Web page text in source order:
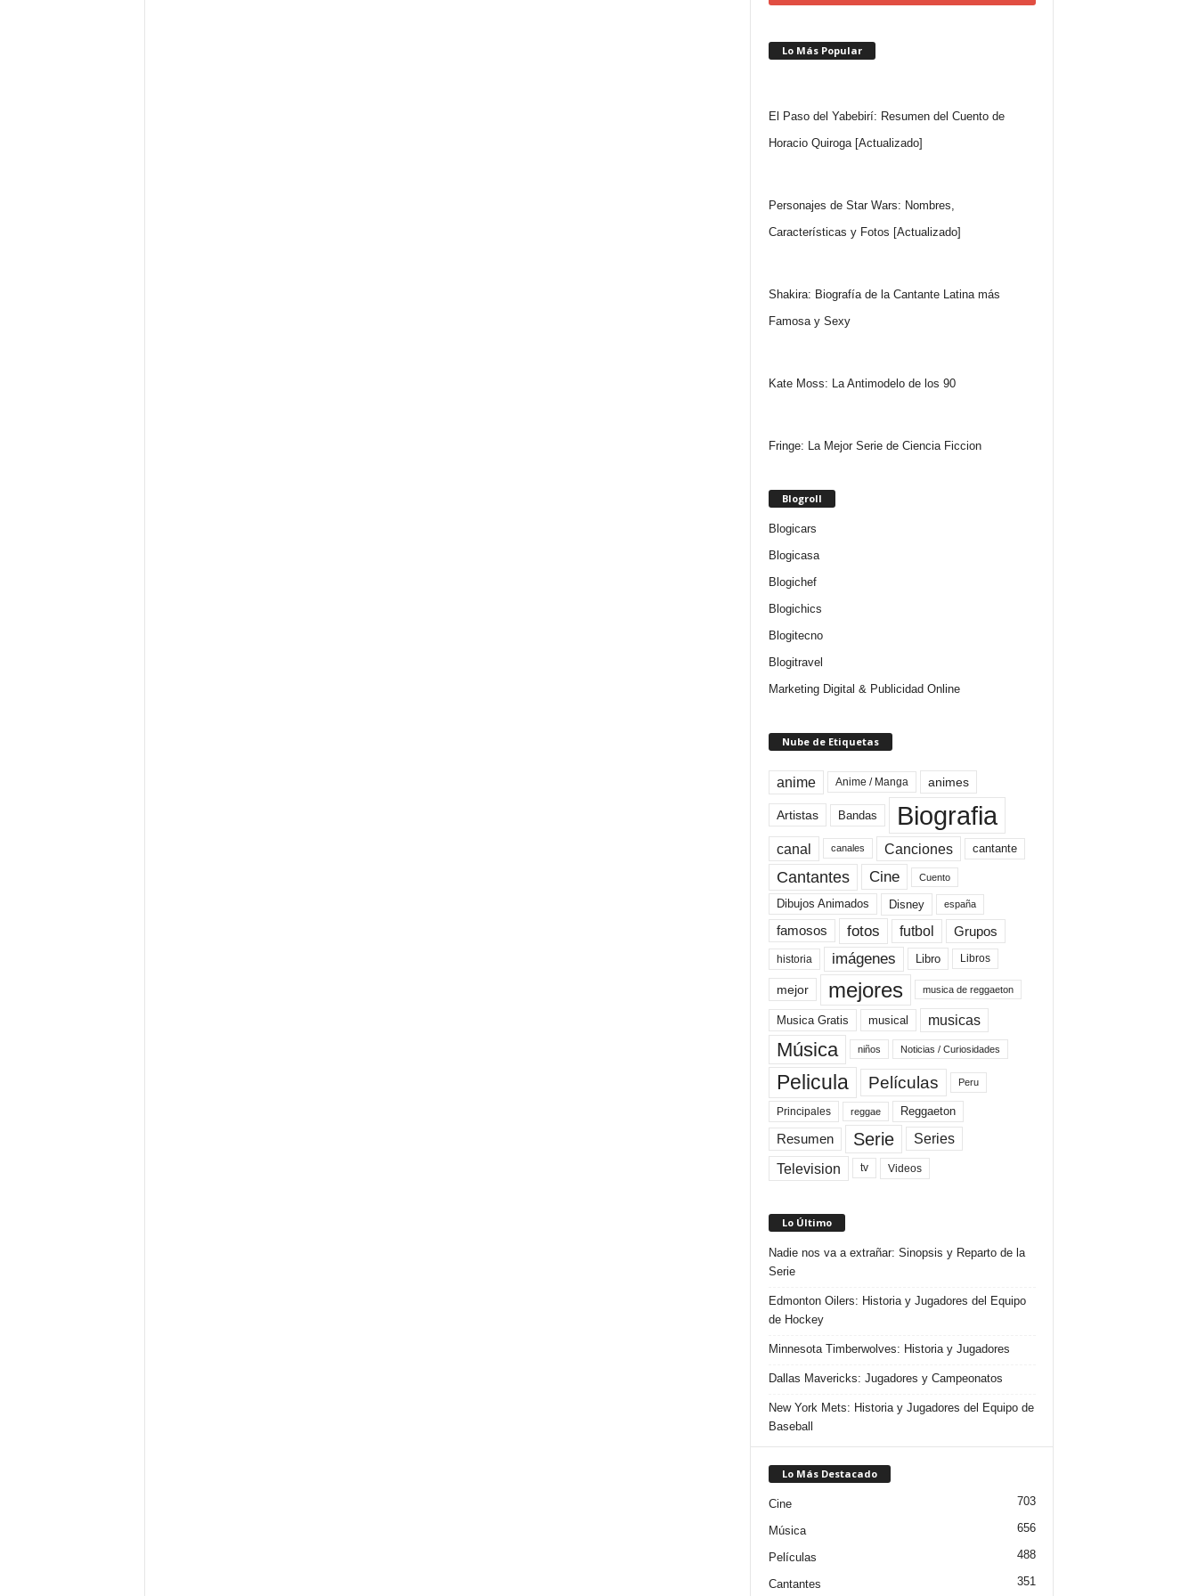
Lo Más Popular
El Paso del Yabebirí: Resumen del Cuento de
Horacio Quiroga [Actualizado]
Personajes de Star Wars: Nombres,
Características y Fotos [Actualizado]
Shakira: Biografía de la Cantante Latina más
Famosa y Sexy
Kate Moss: La Antimodelo de los 90
Fringe: La Mejor Serie de Ciencia Ficcion
Blogroll
Blogicars
Blogicasa
Blogichef
Blogichics
Blogitecno
Blogitravel
Marketing Digital & Publicidad Online
Nube de Etiquetas
anime Anime / Manga animes
Artistas Bandas Biografia
canal canales Canciones cantante
Cantantes Cine Cuento
Dibujos Animados Disney españa
famosos fotos futbol Grupos
historia imágenes Libro Libros
mejor mejores musica de reggaeton
Musica Gratis musical musicas
Música niños Noticias / Curiosidades
Pelicula Películas Peru
Principales reggae Reggaeton
Resumen Serie Series
Television tv Videos
Lo Último
Nadie nos va a extrañar: Sinopsis y Reparto de la
Serie
Edmonton Oilers: Historia y Jugadores del Equipo
de Hockey
Minnesota Timberwolves: Historia y Jugadores
Dallas Mavericks: Jugadores y Campeonatos
New York Mets: Historia y Jugadores del Equipo de
Baseball
Lo Más Destacado
Cine 703
Música 656
Películas 488
Cantantes 351